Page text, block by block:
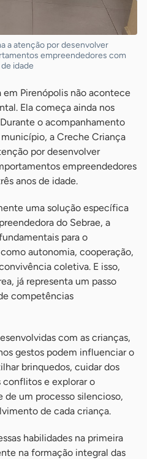
a atenção por desenvolver
empreendedores com
idade
em Pirenópolis não acontece
Ela começa ainda nos
o acompanhamento
a Creche Criança
por desenvolver
empreendedores
anos de idade.
uma solução específica
do Sebrae, a
para o
autonomia, cooperação,
coletiva. E isso,
já representa um passo
competências
com as crianças,
gestos podem influenciar o
brinquedos, cuidar dos
conflitos e explorar o
de um processo silencioso,
de cada criança.
habilidades na primeira
na formação integral das